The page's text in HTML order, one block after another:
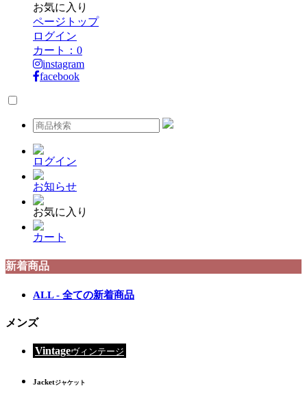
お気に入り
ページトップ
ログイン
カート： 0
instagram
facebook
ログイン
お知らせ
お気に入り
カート
新着商品
ALL - 全ての新着商品
メンズ
Vintageヴィンテージ
Jacketジャケット